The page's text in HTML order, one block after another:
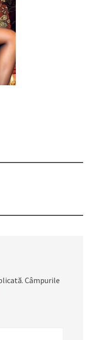
Câmpurile